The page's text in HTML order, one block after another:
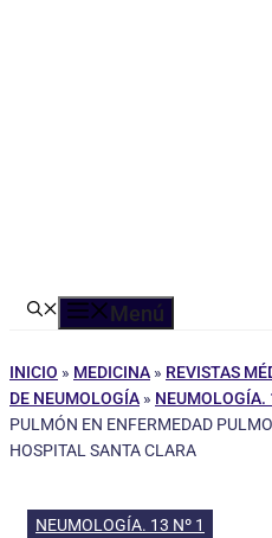
Menú
INICIO » MEDICINA » REVISTAS
DE NEUMOLOGÍA » NEUMOLOGÍA.
PULMÓN EN ENFERMEDAD
HOSPITAL SANTA CLARA
NEUMOLOGÍA. 13 Nº 1